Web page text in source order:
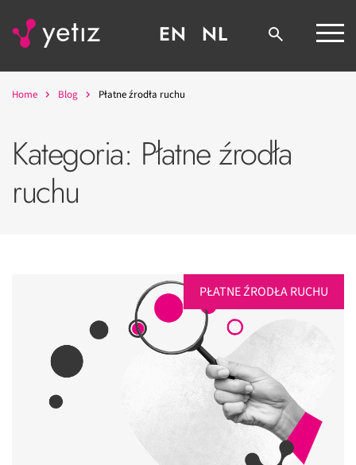
EN NL
Home Blog Płatne źrodła ruchu
Kategoria: Płatne źrodła
ruchu
PŁATNE ŹRODŁA RUCHU